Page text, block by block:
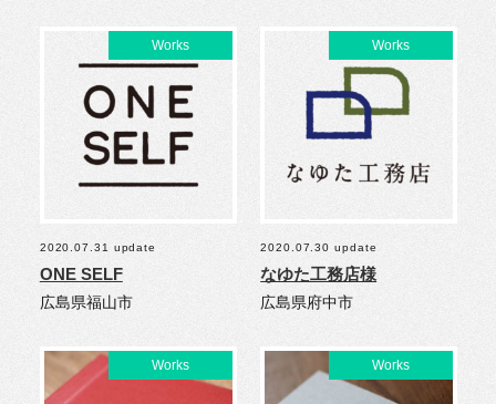
2020.07.31 update
ONE SELF
広島県福山市
2020.07.30 update
なゆた工務店様
広島県府中市